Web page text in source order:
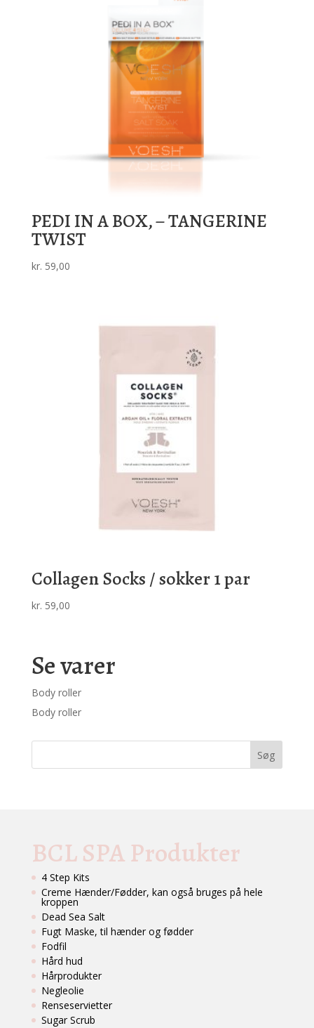
PEDI IN A BOX, – TANGERINE
TWIST
kr. 59,00
Collagen Socks / sokker 1 par
kr. 59,00
Se varer
Body roller
Body roller
BCL SPA Produkter
4 Step Kits
Creme Hænder/Fødder, kan også bruges på hele
kroppen
Dead Sea Salt
Fugt Maske, til hænder og fødder
Fodfil
Hård hud
Hårprodukter
Negleolie
Renseservietter
Sugar Scrub